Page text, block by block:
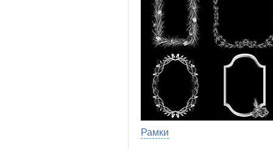
Рамки